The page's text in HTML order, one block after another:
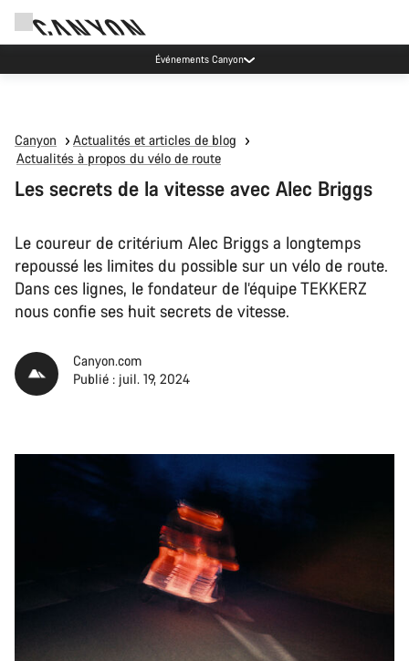
Événements Canyon
Canyon
Actualités et articles de blog
Actualités à propos du vélo de route
Les secrets de la vitesse avec Alec Briggs
Le coureur de critérium Alec Briggs a longtemps
repoussé les limites du possible sur un vélo de route.
Dans ces lignes, le fondateur de l’équipe TEKKERZ
nous confie ses huit secrets de vitesse.
Canyon.com
Publié : juil. 19, 2024